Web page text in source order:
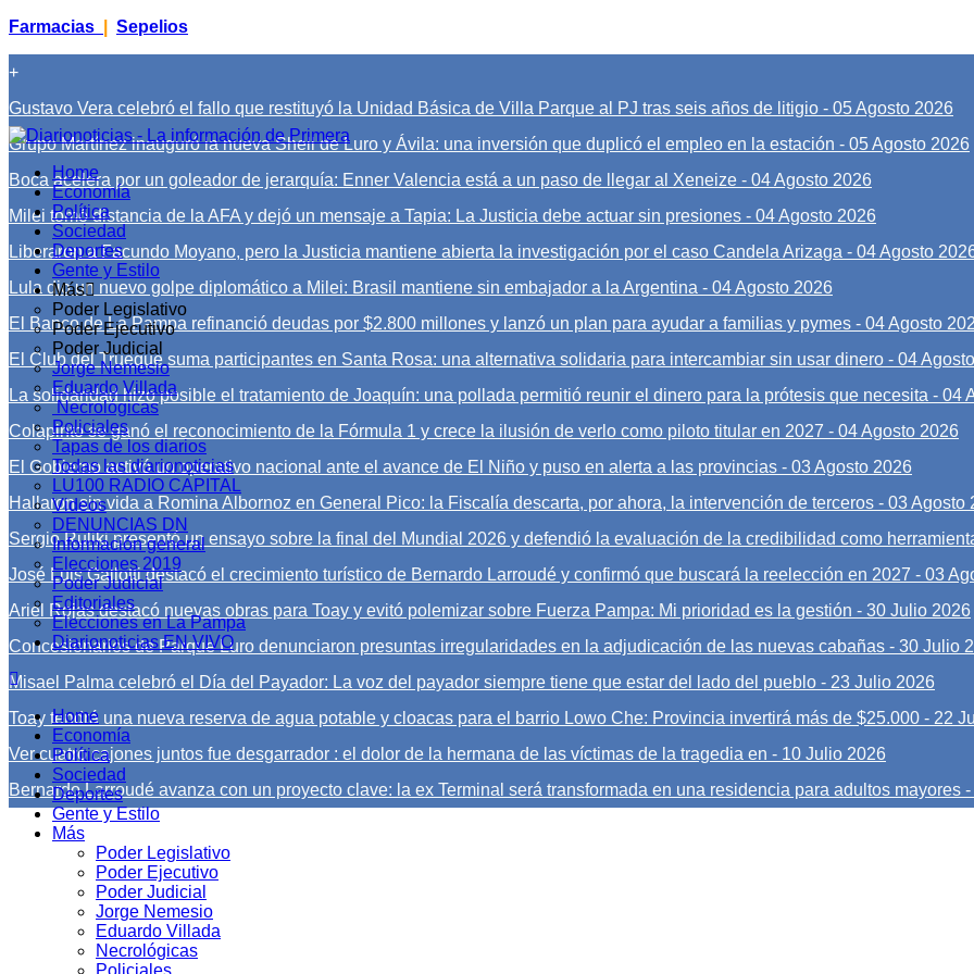
Farmacias Sepelios
+
Gustavo Vera celebró el fallo que restituyó la Unidad Básica de Villa Parque al PJ tras seis años de litigio - 05 Agosto 2026
Grupo Martínez inauguró la nueva Shell de Luro y Ávila: una inversión que duplicó el empleo en la estación - 05 Agosto 2026
Boca acelera por un goleador de jerarquía: Enner Valencia está a un paso de llegar al Xeneize - 04 Agosto 2026
Milei tomó distancia de la AFA y dejó un mensaje a Tapia: La Justicia debe actuar sin presiones - 04 Agosto 2026
Liberaron a Facundo Moyano, pero la Justicia mantiene abierta la investigación por el caso Candela Arizaga - 04 Agosto
Lula dio un nuevo golpe diplomático a Milei: Brasil mantiene sin embajador a la Argentina - 04 Agosto 2026
El Banco de La Pampa refinanció deudas por $2.800 millones y lanzó un plan para ayudar a familias y pymes - 04 Agosto
El Club del Trueque suma participantes en Santa Rosa: una alternativa solidaria para intercambiar sin usar dinero - 04
La solidaridad hizo posible el tratamiento de Joaquín: una pollada permitió reunir el dinero para la prótesis que necesita - 04
Colapinto se ganó el reconocimiento de la Fórmula 1 y crece la ilusión de verlo como piloto titular en 2027 - 04 Agosto 2026
El Gobierno activó un operativo nacional ante el avance de El Niño y puso en alerta a las provincias - 03 Agosto 2026
Hallaron sin vida a Romina Albornoz en General Pico: la Fiscalía descarta, por ahora, la intervención de terceros - 03 Agosto
Sergio Ruliki presentó un ensayo sobre la final del Mundial 2026 y defendió la evaluación de la credibilidad como
José Luis Gallotti destacó el crecimiento turístico de Bernardo Larroudé y confirmó que buscará la reelección en 2027 - 03
Ariel Rojas destacó nuevas obras para Toay y evitó polemizar sobre Fuerza Pampa: Mi prioridad es la gestión - 30 Julio 2026
Concesionarios de Parque Luro denunciaron presuntas irregularidades en la adjudicación de las nuevas cabañas - 30 Julio
Misael Palma celebró el Día del Payador: La voz del payador siempre tiene que estar del lado del pueblo - 23 Julio 2026
Toay tendrá una nueva reserva de agua potable y cloacas para el barrio Lowo Che: Provincia invertirá más de $25.000 - 22
Ver cuatro cajones juntos fue desgarrador : el dolor de la hermana de las víctimas de la tragedia en - 10 Julio 2026
Bernardo Larroudé avanza con un proyecto clave: la ex Terminal será transformada en una residencia para adultos mayores -
Home
Economía
Política
Sociedad
Deportes
Gente y Estilo
Más
Poder Legislativo
Poder Ejecutivo
Poder Judicial
Jorge Nemesio
Eduardo Villada
Necrológicas
Policiales
Tapas de los diarios
Todas las diarionoticias
LU100 RADIO CAPITAL
Videos
DENUNCIAS DN
Información general
Elecciones 2019
Poder Judicial
Editoriales
Elecciones en La Pampa
Diarionoticias EN VIVO
Home
Economía
Política
Sociedad
Deportes
Gente y Estilo
Más
Poder Legislativo
Poder Ejecutivo
Poder Judicial
Jorge Nemesio
Eduardo Villada
Necrológicas
Policiales